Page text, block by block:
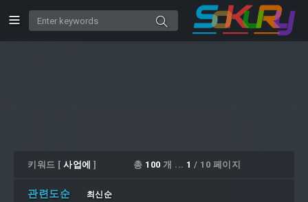
키워드 [ 사업에 ] 총 100 개 ... 1 / 10 페이지
관련도순 최신순